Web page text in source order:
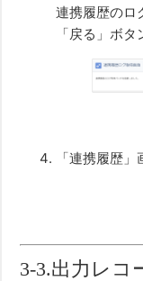
連携履歴のロ
「戻る」ボ
「連携履歴」
3-3.出力レコ